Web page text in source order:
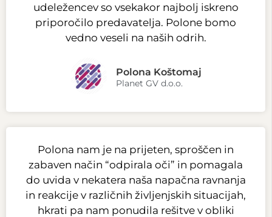
udeležencev so vsekakor najbolj iskreno
priporočilo predavatelja. Polone bomo
vedno veseli na naših odrih.
Polona Koštomaj
Planet GV d.o.o.
Polona nam je na prijeten, sproščen in
zabaven način “odpirala oči” in pomagala
do uvida v nekatera naša napačna ravnanja
in reakcije v različnih življenjskih situacijah,
hkrati pa nam ponudila rešitve v obliki